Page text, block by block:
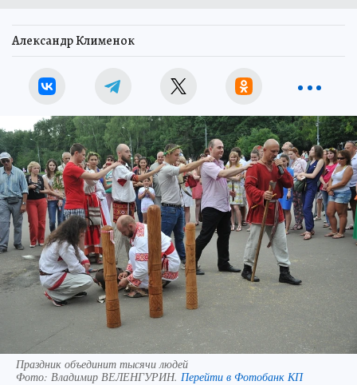
Александр Клименок
Праздник объединит тысячи людей
Фото: Владимир ВЕЛЕНГУРИН. Перейти в Фотобанк КП